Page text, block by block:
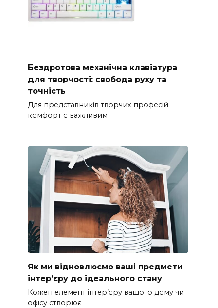
Бездротова механічна клавіатура
для творчості: свобода руху та
точність
Для представників творчих професій
комфорт є важливим
Як ми відновлюємо ваші предмети
інтер’єру до ідеального стану
Кожен елемент інтер’єру вашого дому чи
офісу створює